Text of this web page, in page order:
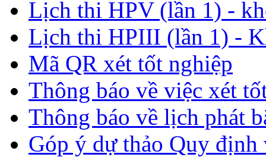
Lịch thi HPV (lần 1) -
Lịch thi HPIII (lần 1) -
Mã QR xét tốt nghiệp
Thông báo về việc xét
Thông báo về lịch phát
Góp ý dự thảo Quy định